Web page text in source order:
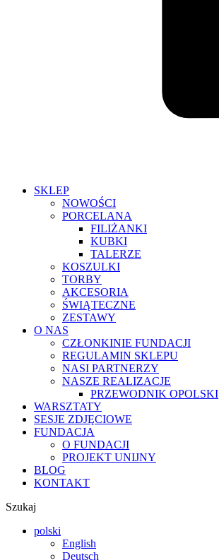
SKLEP
NOWOŚCI
PORCELANA
FILIŻANKI
KUBKI
TALERZE
KOSZULKI
TORBY
AKCESORIA
ŚWIĄTECZNE
ZESTAWY
O NAS
CZŁONKINIE FUNDACJI
REGULAMIN SKLEPU
NASI PARTNERZY
NASZE REALIZACJE
PRZEWODNIK OPOLSKI
WARSZTATY
SESJE ZDJĘCIOWE
FUNDACJA
O FUNDACJI
PROJEKT UNIJNY
BLOG
KONTAKT
Szukaj
polski
English
Deutsch